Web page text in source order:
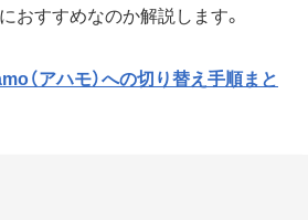
おすすめなのか解説します。
（アハモ）への切り替え手順まと